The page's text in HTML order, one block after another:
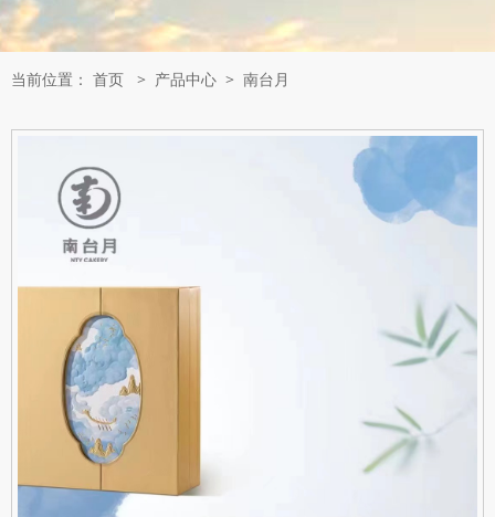
当前位置： 首页 > 产品中心 > 南台月